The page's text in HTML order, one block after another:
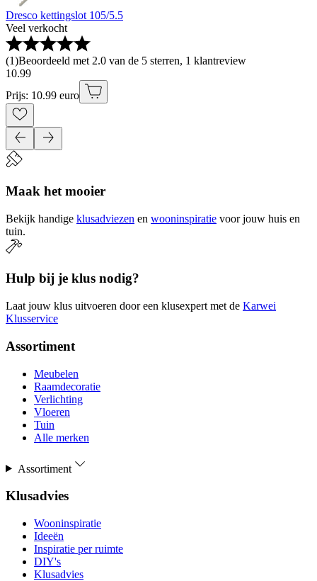
Dresco kettingslot 105/5.5
Veel verkocht
(1)Beoordeeld met 2.0 van de 5 sterren, 1 klantreview
10.99
Prijs: 10.99 euro
Maak het mooier
Bekijk handige klusadviezen en wooninspiratie voor jouw huis en
tuin.
Hulp bij je klus nodig?
Laat jouw klus uitvoeren door een klusexpert met de Karwei
Klusservice
Assortiment
Meubelen
Raamdecoratie
Verlichting
Vloeren
Tuin
Alle merken
Assortiment
Klusadvies
Wooninspiratie
Ideeën
Inspiratie per ruimte
DIY's
Klusadvies